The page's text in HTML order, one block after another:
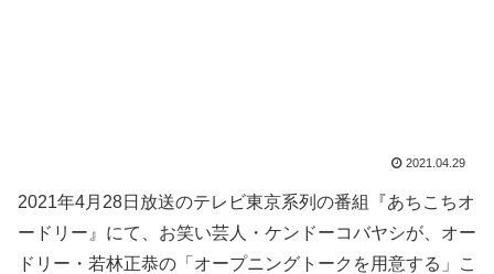
2021.04.29
2021年4月28日放送のテレビ東京系列の番組『あちこちオ
ードリー』にて、お笑い芸人・ケンドーコバヤシが、オー
ドリー・若林正恭の「オープニングトークを用意する」こ